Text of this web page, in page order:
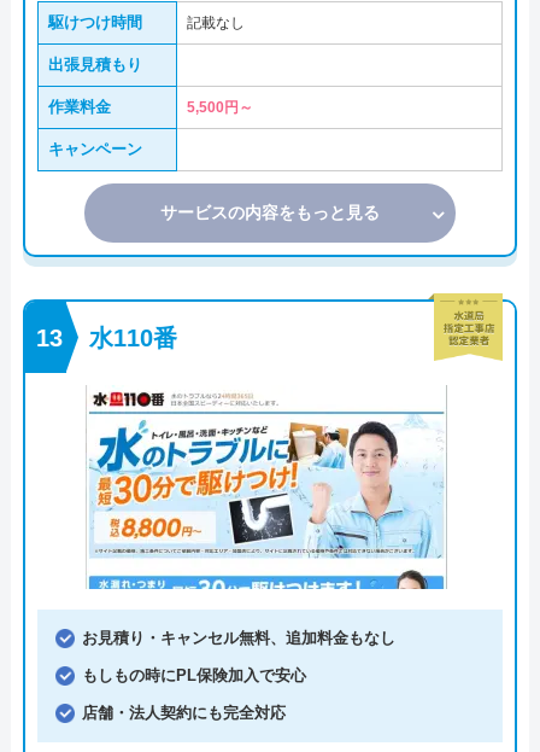
駆けつけ時間 記載なし
出張見積もり
作業料金 5,500円～
キャンペーン
サービスの内容をもっと見る
水110番
お見積り・キャンセル無料、追加料金もなし
もしもの時にPL保険加入で安心
店舗・法人契約にも完全対応